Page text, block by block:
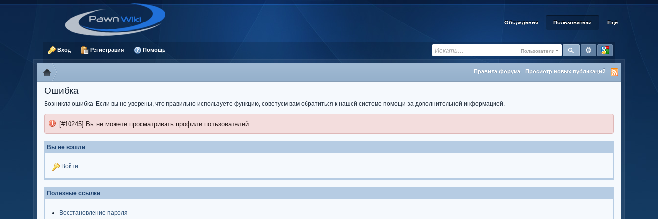
Обсуждения Пользователи Ещё
Пользователи
Вход Регистрация Помощь
Правила форума Просмотр новых публикаций
Ошибка
Возникла ошибка. Если вы не уверены, что правильно используете функцию, советуем вам обратиться к нашей системе помощи за дополнительной информацией.
[#10245] Вы не можете просматривать профили пользователей.
Вы не вошли
Войти.
Полезные ссылки
Восстановление пароля